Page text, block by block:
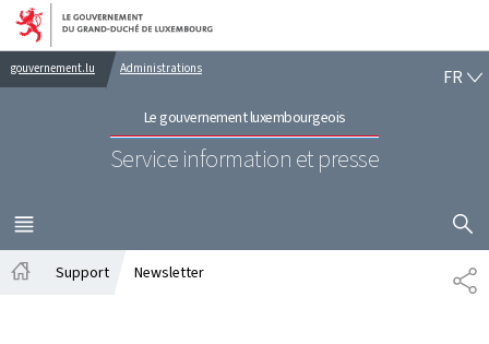
Aller au menu principal
Aller au contenu
gouvernement.lu Administrations
Le gouvernement luxembourgeois
Service information et presse
FR
MENU
PRINCIPAL
Support Newsletter